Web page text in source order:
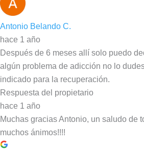
Antonio Belando C.
hace 1 año
Después de 6 meses allí solo puedo
algún problema de adicción no lo
indicado para la recuperación.
Respuesta del propietario
hace 1 año
Muchas gracias Antonio, un saludo de
muchos ánimos!!!!